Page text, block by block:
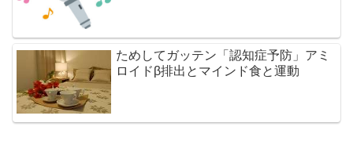
ためしてガッテン「認知症予防」アミ
ロイドβ排出とマインド食と運動